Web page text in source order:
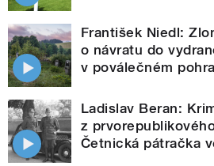
František Niedl:
o návratu do
v poválečném
Ladislav Beran:
z
Četnická pátračka